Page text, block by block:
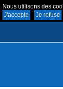
Nous utilisons des
J'accepte
Je refuse